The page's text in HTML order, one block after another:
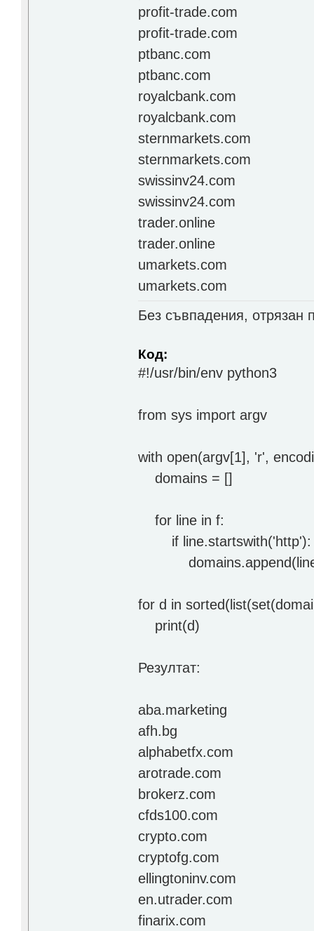
profit-trade.com
profit-trade.com
ptbanc.com
ptbanc.com
royalcbank.com
royalcbank.com
sternmarkets.com
sternmarkets.com
swissinv24.com
swissinv24.com
trader.online
trader.online
umarkets.com
umarkets.com
Без съвпадения, отрязан
Код:
#!/usr/bin/env python3
from sys import argv
with open(argv[1], 'r',
domains = []
for line in f:
if line.startswith('http'):
for d in
print(d)
Резултат:
aba.marketing
afh.bg
alphabetfx.com
arotrade.com
brokerz.com
cfds100.com
crypto.com
cryptofg.com
ellingtoninv.com
en.utrader.com
finarix.com